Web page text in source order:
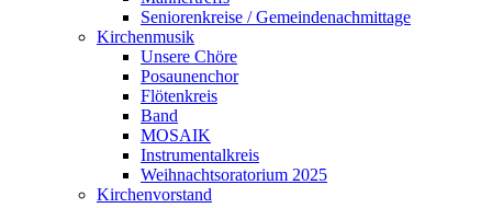
Seniorenkreise / Gemeindenachmittage
Kirchenmusik
Unsere Chöre
Posaunenchor
Flötenkreis
Band
MOSAIK
Instrumentalkreis
Weihnachtsoratorium 2025
Kirchenvorstand